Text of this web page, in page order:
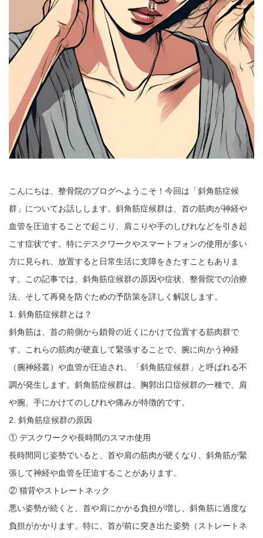
こんにちは、整骨院のブログへようこそ！今回は「斜角筋症候
群」についてお話しします。斜角筋症候群は、首の筋肉が神経や
血管を圧迫することで起こり、肩こりや手のしびれなどを引き起
こす症状です。特にデスクワークやスマートフォンの使用が多い
方に見られ、放置すると日常生活に支障をきたすこともありま
す。この記事では、斜角筋症候群の原因や症状、整骨院での治療
法、そして再発を防ぐための予防策を詳しく解説します。
1. 斜角筋症候群とは？
斜角筋は、首の前側から鎖骨の近くにかけて位置する筋肉群で
す。これらの筋肉が硬直して緊張することで、腕に向かう神経
（腕神経叢）や血管が圧迫され、「斜角筋症候群」と呼ばれる不
調が発生します。斜角筋症候群は、胸郭出口症候群の一種で、肩
や腕、手にかけてのしびれや痛みが特徴的です。
2. 斜角筋症候群の原因
① デスクワークや長時間のスマホ使用
長時間同じ姿勢でいると、首や肩の筋肉が硬くなり、斜角筋が緊
張して神経や血管を圧迫することがあります。
② 猫背やストレートネック
悪い姿勢が続くと、首や肩にかかる負担が増し、斜角筋に過度な
負担がかかります。特に、首が前に突き出た姿勢（ストレートネ